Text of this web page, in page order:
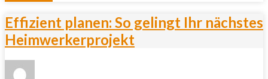
Effizient planen: So gelingt Ihr nächstes
Heimwerkerprojekt